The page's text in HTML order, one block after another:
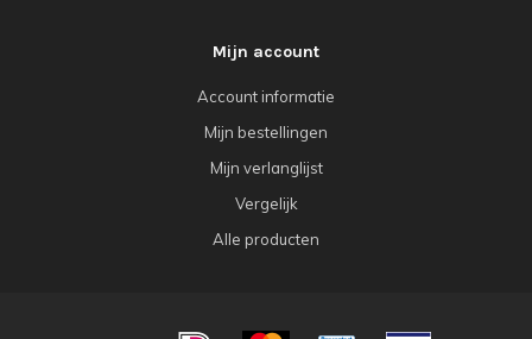
Mijn account
Account informatie
Mijn bestellingen
Mijn verlanglijst
Vergelijk
Alle producten